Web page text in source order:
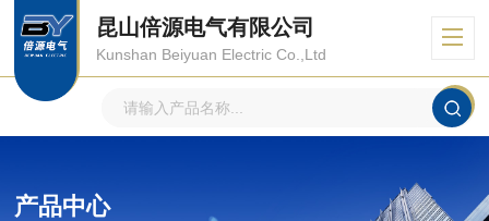
昆山倍源电气有限公司
Kunshan Beiyuan Electric Co.,Ltd
产品中心